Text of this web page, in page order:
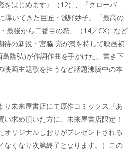
をはじめます』（12）、『クローバ
導いてきた巨匠・浅野妙子。「最高の
最後から二番目の恋」（14／CX）など
待の新鋭・宮脇 亮が満を持して映画初
隆弘)が作詞作曲を手がけた、書き下
映画主題歌を担うなど話題沸騰中の本
り未来屋書店にて原作コミックス『あ
求め頂いた方に、未来屋書店限定！
オリジナルしおりがプレゼントされる
なくなり次第終了となります。）この